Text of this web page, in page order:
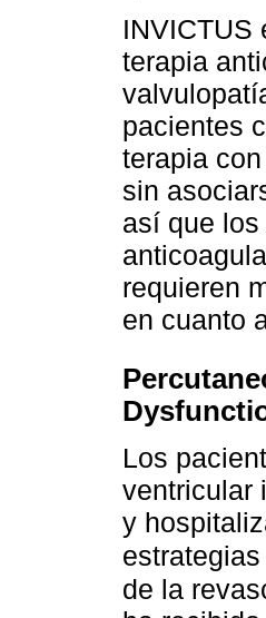
INVICTUS
terapia
pacientes
terapia
sin
así que
requieren
en cuanto
Los
ventricular
y
de la